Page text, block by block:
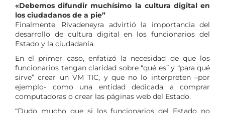
«Debemos difundir muchísimo la cultura digital en
los ciudadanos de a pie”
Finalmente, Rivadeneyra advirtió la importancia del
desarrollo de cultura digital en los funcionarios del
Estado y la ciudadanía.
En el primer caso, enfatizó la necesidad de que los
funcionarios tengan claridad sobre “qué es” y “para qué
sirve” crear un VM TIC, y que no lo interpreten –por
ejemplo- como una entidad dedicada a comprar
computadoras o crear las páginas web del Estado.
“Dudo mucho que si los funcionarios del Estado no